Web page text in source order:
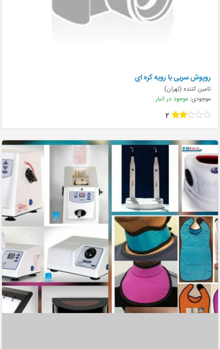
روپوش سربی با رويه كره اي
تامین کننده (تهران)
موجودی: موجود در انبار
2